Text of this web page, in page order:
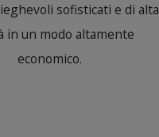
sofisticati e di alta
in un modo altamente
economico.